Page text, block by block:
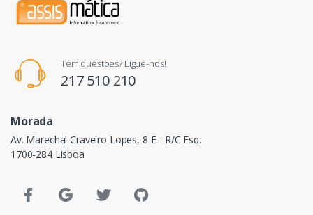
Tem questões? Ligue-nos!
217 510 210
Morada
Av. Marechal Craveiro Lopes, 8 E - R/C Esq.
1700-284 Lisboa